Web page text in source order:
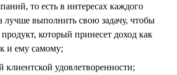
то есть в интересах каждого
лучше выполнить свою задачу, чтобы
который принесет доход как
и ему самому;
клиентской удовлетворенности;